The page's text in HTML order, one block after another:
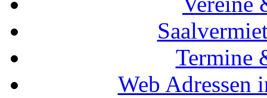
Termine
Web Adressen